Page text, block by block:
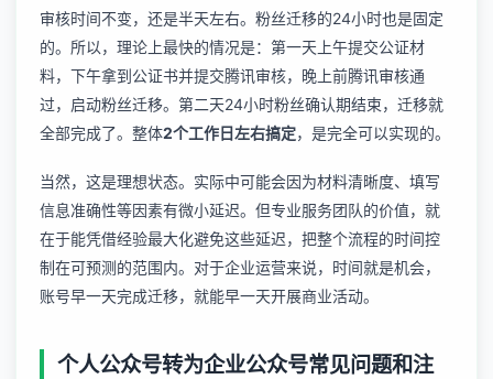
审核时间不变，还是半天左右。粉丝迁移的24小时也是固定
的。所以，理论上最快的情况是：第一天上午提交公证材
料，下午拿到公证书并提交腾讯审核，晚上前腾讯审核通
过，启动粉丝迁移。第二天24小时粉丝确认期结束，迁移就
全部完成了。整体2个工作日左右搞定，是完全可以实现的。
当然，这是理想状态。实际中可能会因为材料清晰度、填写
信息准确性等因素有微小延迟。但专业服务团队的价值，就
在于能凭借经验最大化避免这些延迟，把整个流程的时间控
制在可预测的范围内。对于企业运营来说，时间就是机会，
账号早一天完成迁移，就能早一天开展商业活动。
个人公众号转为企业公众号常见问题和注